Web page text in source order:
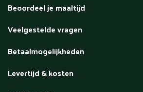
Beoordeel je maaltijd
Veelgestelde vragen
Betaalmogelijkheden
Levertijd & kosten